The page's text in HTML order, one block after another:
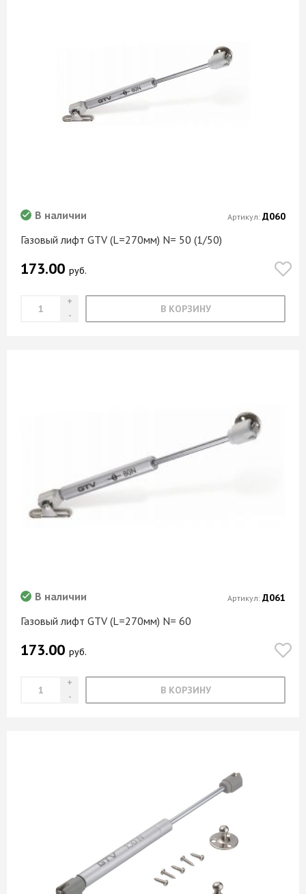
Газовый лифт GTV (L=270мм) N= 50 (1/50)
В наличии
173.00 руб.
В КОРЗИНУ
Артикул: Д060
Газовый лифт GTV (L=270мм) N= 60
В наличии
173.00 руб.
В КОРЗИНУ
Артикул: Д061